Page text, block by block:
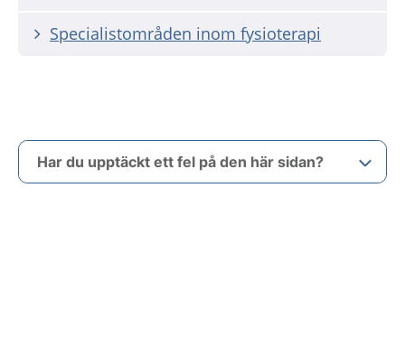
Specialistområden inom fysioterapi
Har du upptäckt ett fel på den här sidan?